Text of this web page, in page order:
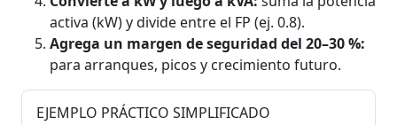
activa (kW) y divide entre el FP (ej. 0.8).
Agrega un margen de seguridad del 20–30 %:
para arranques, picos y crecimiento futuro.
EJEMPLO PRÁCTICO SIMPLIFICADO